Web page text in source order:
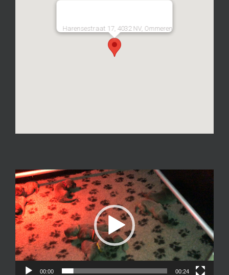
Harensestraat 17, 4032 NV, Ommeren
Videospeler
00:00 00:24